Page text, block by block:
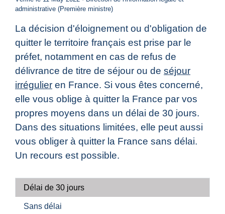
administrative (Première ministre)
La décision d'éloignement ou d'obligation de
quitter le territoire français est prise par le
préfet, notamment en cas de refus de
délivrance de titre de séjour ou de séjour
irrégulier en France. Si vous êtes concerné,
elle vous oblige à quitter la France par vos
propres moyens dans un délai de 30 jours.
Dans des situations limitées, elle peut aussi
vous obliger à quitter la France sans délai.
Un recours est possible.
Délai de 30 jours
Sans délai